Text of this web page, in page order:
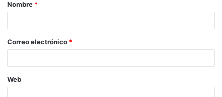
r
*
Nombre *
Correo electrónico *
Web